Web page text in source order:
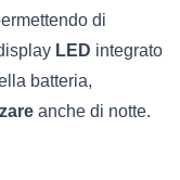
di
LED integrato
batteria,
anche di notte.